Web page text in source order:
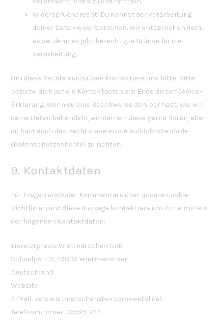
Widerspruchsrecht: Du kannst der Verarbeitung
deiner Daten widersprechen. Wir entsprechen dem,
es sei denn es gibt berechtigte Gründe für die
Verarbeitung.
Um diese Rechte auszuüben kontaktiere uns bitte. Bitte
beziehe dich auf die Kontaktdaten am Ende dieser Cookie-
Erklärung. Wenn du eine Beschwerde darüber hast, wie wir
deine Daten behandeln, würden wir diese gerne hören, aber
du hast auch das Recht diese an die Aufsichtsbehörde
(Datenschutzbehörde) zu richten.
9. Kontaktdaten
Für Fragen und/oder Kommentare über unsere Cookie-
Richtlinien und diese Aussage kontaktiere uns bitte mittels
der folgenden Kontaktdaten:
Tierarztpraxis Wietmarschen GbR
Schoolpatt 9, 49835 Wietmarschen
Deutschland
Website:
E-Mail:vets.wietmarschen@ex.comewetel.net
Telefonnummer: 05925-244